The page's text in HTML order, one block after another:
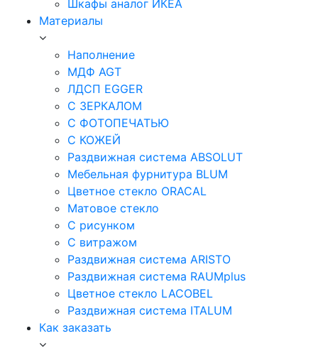
Шкафы аналог ИКЕА
Материалы
Наполнение
МДФ AGT
ЛДСП EGGER
С ЗЕРКАЛОМ
С ФОТОПЕЧАТЬЮ
С КОЖЕЙ
Раздвижная система ABSOLUT
Мебельная фурнитура BLUM
Цветное стекло ORACAL
Матовое стекло
C рисунком
C витражом
Раздвижная система ARISTO
Раздвижная система RAUMplus
Цветное стекло LACOBEL
Раздвижная система ITALUM
Как заказать